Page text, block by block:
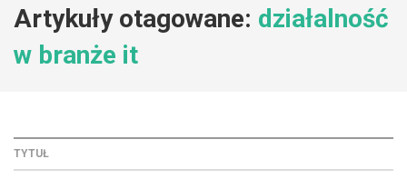
Artykuły otagowane: działalność
w branże it
TYTUŁ